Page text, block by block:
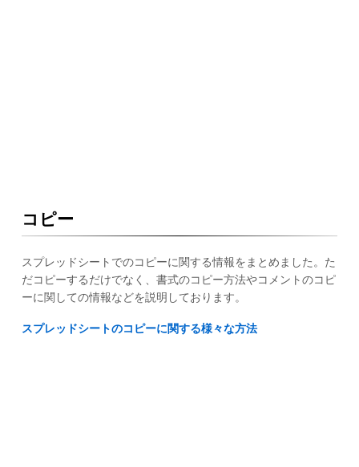
コピー
スプレッドシートでのコピーに関する情報をまとめました。た
だコピーするだけでなく、書式のコピー方法やコメントのコピ
ーに関しての情報などを説明しております。
スプレッドシートのコピーに関する様々な方法